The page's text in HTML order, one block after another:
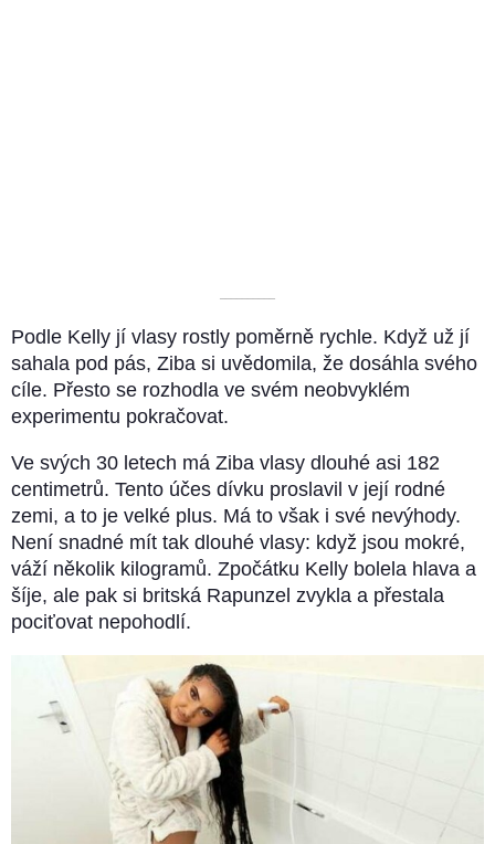
––––––––––
Podle Kelly jí vlasy rostly poměrně rychle. Když už jí
sahala pod pás, Ziba si uvědomila, že dosáhla svého
cíle. Přesto se rozhodla ve svém neobvyklém
experimentu pokračovat.
Ve svých 30 letech má Ziba vlasy dlouhé asi 182
centimetrů. Tento účes dívku proslavil v její rodné
zemi, a to je velké plus. Má to však i své nevýhody.
Není snadné mít tak dlouhé vlasy: když jsou mokré,
váží několik kilogramů. Zpočátku Kelly bolela hlava a
šíje, ale pak si britská Rapunzel zvykla a přestala
pociťovat nepohodlí.